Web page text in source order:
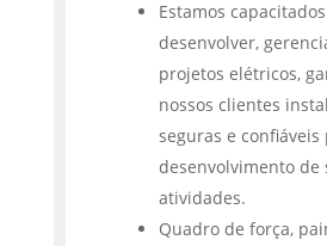
Estamos
desenvolver,
projetos elétricos,
nossos clientes
seguras e confiáveis
desenvolvimento de
atividades.
Quadro de força,